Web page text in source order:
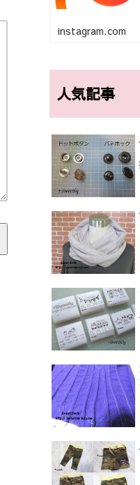
instagram.com
人気記事